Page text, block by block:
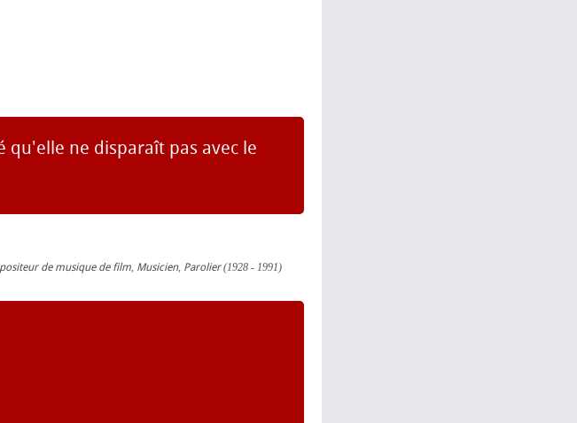
qu'elle ne disparaît pas avec le
de musique de film, Musicien, Parolier(1928 - 1991)